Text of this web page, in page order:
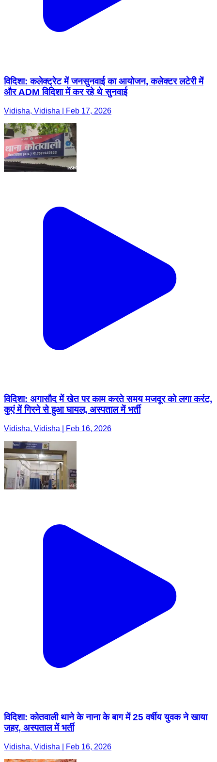
विदिशा: कलेक्ट्रेट में जनसुनवाई का आयोजन, कलेक्टर लटेरी में
और ADM विदिशा में कर रहे थे सुनवाई
Vidisha, Vidisha | Feb 17, 2026
विदिशा: अगासौद में खेत पर काम करते समय मजदूर को लगा करंट,
कुएं में गिरने से हुआ घायल, अस्पताल में भर्ती
Vidisha, Vidisha | Feb 16, 2026
विदिशा: कोतवाली थाने के नाना के बाग में 25 वर्षीय युवक ने खाया
जहर, अस्पताल में भर्ती
Vidisha, Vidisha | Feb 16, 2026